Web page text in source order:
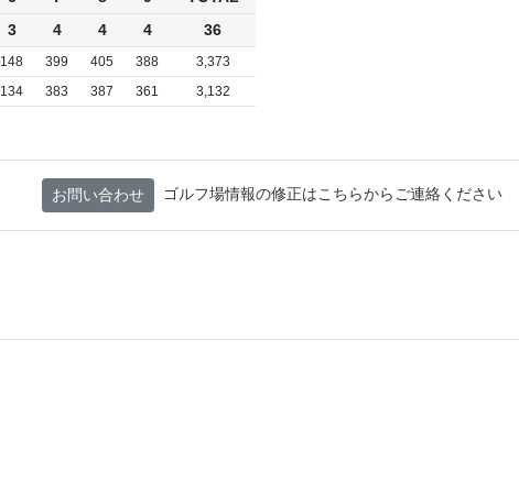
3 4 4 4 36
148 399 405 388
3,373
134 383 387 361 3,132
お問い合わせ ゴルフ場情報の修正はこちらからご連絡ください